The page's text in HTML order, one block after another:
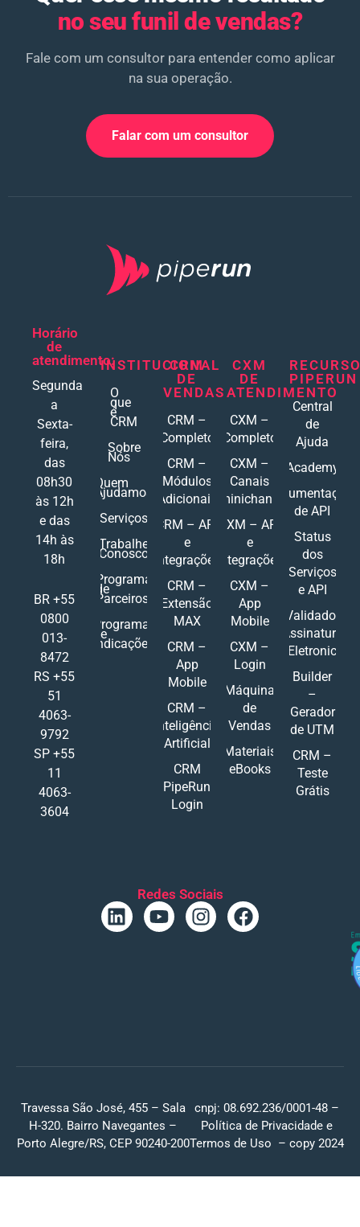
no seu funil de vendas?
Fale com um consultor para entender como aplicar
na sua operação.
Falar com um consultor
Horário
de
atendimento:
Segunda
a
Sexta-
feira,
das
08h30
às 12h
e das
14h às
18h
BR +55
0800
013-
8472
RS +55
51
4063-
9792
SP +55
11
4063-
3604
INSTITUCIONAL
O
que
é
CRM
Sobre
Nós
Quem
Ajudamos
Serviços
Trabalhe
Conosco
Programa
de
Parceiros
Programa
de
Indicações
CRM
DE
VENDAS
CRM –
Completo
CRM –
Módulos
Adicionais
CRM – API
e
Integrações
CRM –
Extensão
MAX
CRM –
App
Mobile
CRM –
Inteligência
Artificial
CRM
PipeRun
Login
CXM
DE
ATENDIMENTO
CXM –
Completo
CXM –
Canais
Ominichannel
CXM – API
e
Integrações
CXM –
App
Mobile
CXM –
Login
Máquina
de
Vendas
Materiais
eBooks
PIPERUN
Central
de
Ajuda
Academy
Documentações
de API
Status
dos
Serviços
e API
Validador
Assinatura
Eletronic
Builder
–
Gerador
de UTM
CRM –
Teste
Grátis
Redes Sociais
Travessa São José, 455 – Sala
H-320. Bairro Navegantes –
Porto Alegre/RS, CEP 90240-200
cnpj: 08.692.236/0001-48 –
Política de Privacidade e
Termos de Uso – copy 2024